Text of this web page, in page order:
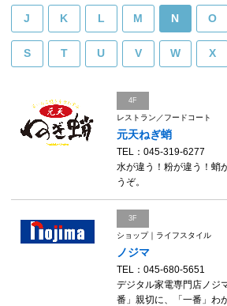
J K L M N O
S T U V W X
4F
レストラン／フードコート
元天ねぎ蛸
TEL：045-319-6277
水が違う！粉が違う！蛸
うぞ。
3F
ショップ｜ライフスタイル
ノジマ
TEL：045-680-5651
デジタル家電専門店ノジ
番」親切に、「一番」わ